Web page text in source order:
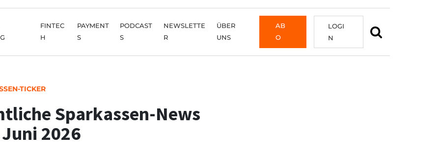
FINTEC
H
PAYMENT
S
PODCAST
S
NEWSLETTE
R
ÜBER
UNS
AB
O
LOGI
N
TICKER
Sparkassen-News
2026